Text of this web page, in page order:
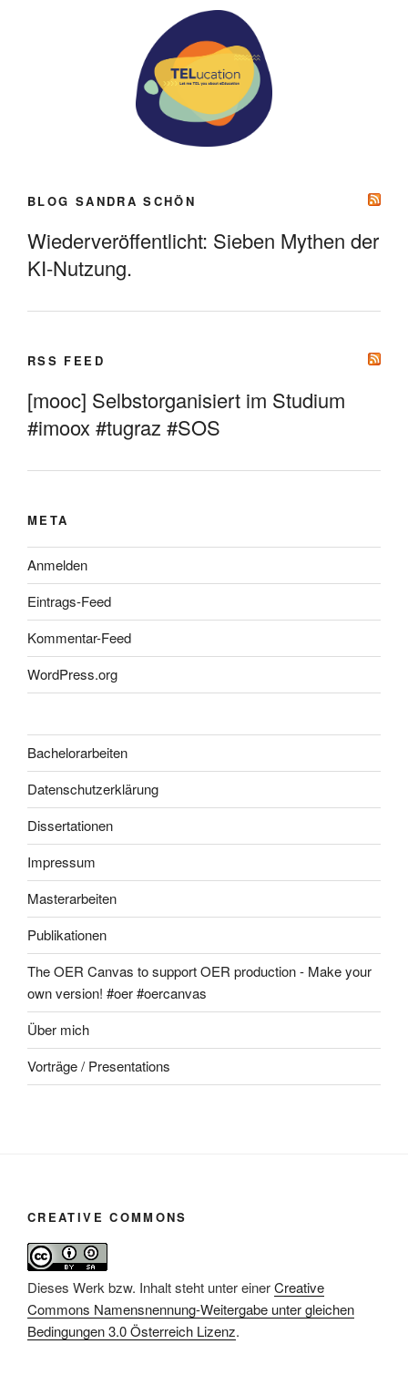
BLOG SANDRA SCHÖN
Wiederveröffentlicht: Sieben Mythen der
KI-Nutzung.
RSS FEED
[mooc] Selbstorganisiert im Studium
#imoox #tugraz #SOS
META
Anmelden
Eintrags-Feed
Kommentar-Feed
WordPress.org
Bachelorarbeiten
Datenschutzerklärung
Dissertationen
Impressum
Masterarbeiten
Publikationen
The OER Canvas to support OER production - Make your
own version! #oer #oercanvas
Über mich
Vorträge / Presentations
CREATIVE COMMONS
Dieses Werk bzw. Inhalt steht unter einerCreative
Commons Namensnennung-Weitergabe unter gleichen
Bedingungen 3.0 Österreich Lizenz.